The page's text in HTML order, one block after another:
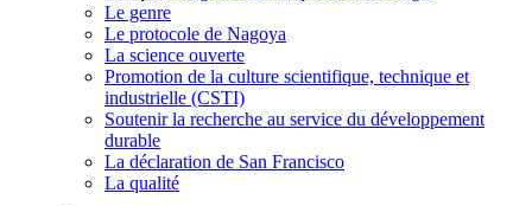
Le genre
Le protocole de Nagoya
La science ouverte
Promotion de la culture scientifique, technique et
industrielle (CSTI)
Soutenir la recherche au service du développement
durable
La déclaration de San Francisco
La qualité